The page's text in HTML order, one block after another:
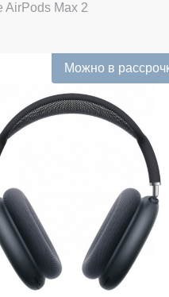
AirPods Max 2
Можно в